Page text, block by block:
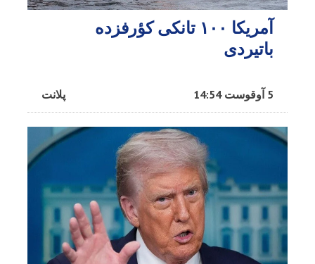
آمریکا ۱۰۰ تانکی کؤرفزده
باتیردی
پلانت 5 آوقوست 14:54